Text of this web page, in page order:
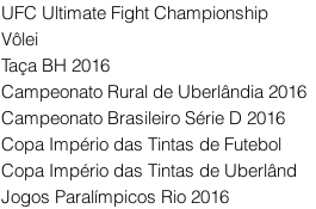
UFC Ultimate Fight Championship
Vôlei
Taça BH 2016
Campeonato Rural de Uberlândia 2016
Campeonato Brasileiro Série D 2016
Copa Império das Tintas de Futebol
Copa Império das Tintas de Uberlând
Jogos Paralímpicos Rio 2016